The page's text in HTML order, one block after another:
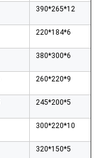
390*265*12
220*184*6
380*300*6
260*220*9
245*200*5
300*220*10
320*150*5